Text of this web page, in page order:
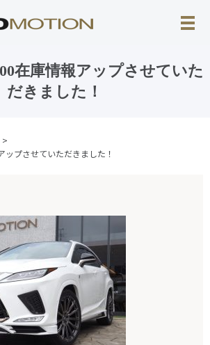
在庫情報アップさせていた
だきました！
ップさせていただきました！